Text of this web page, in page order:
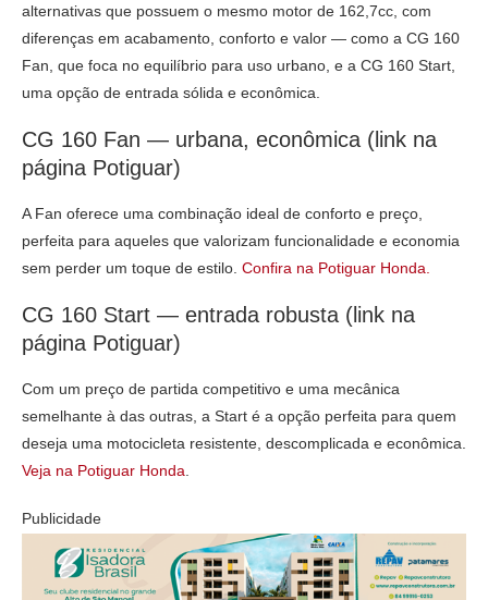
alternativas que possuem o mesmo motor de 162,7cc, com
diferenças em acabamento, conforto e valor — como a CG 160
Fan, que foca no equilíbrio para uso urbano, e a CG 160 Start,
uma opção de entrada sólida e econômica.
CG 160 Fan — urbana, econômica (link na
página Potiguar)
A Fan oferece uma combinação ideal de conforto e preço,
perfeita para aqueles que valorizam funcionalidade e economia
sem perder um toque de estilo. Confira na Potiguar Honda.
CG 160 Start — entrada robusta (link na
página Potiguar)
Com um preço de partida competitivo e uma mecânica
semelhante à das outras, a Start é a opção perfeita para quem
deseja uma motocicleta resistente, descomplicada e econômica.
Veja na Potiguar Honda
Publicidade